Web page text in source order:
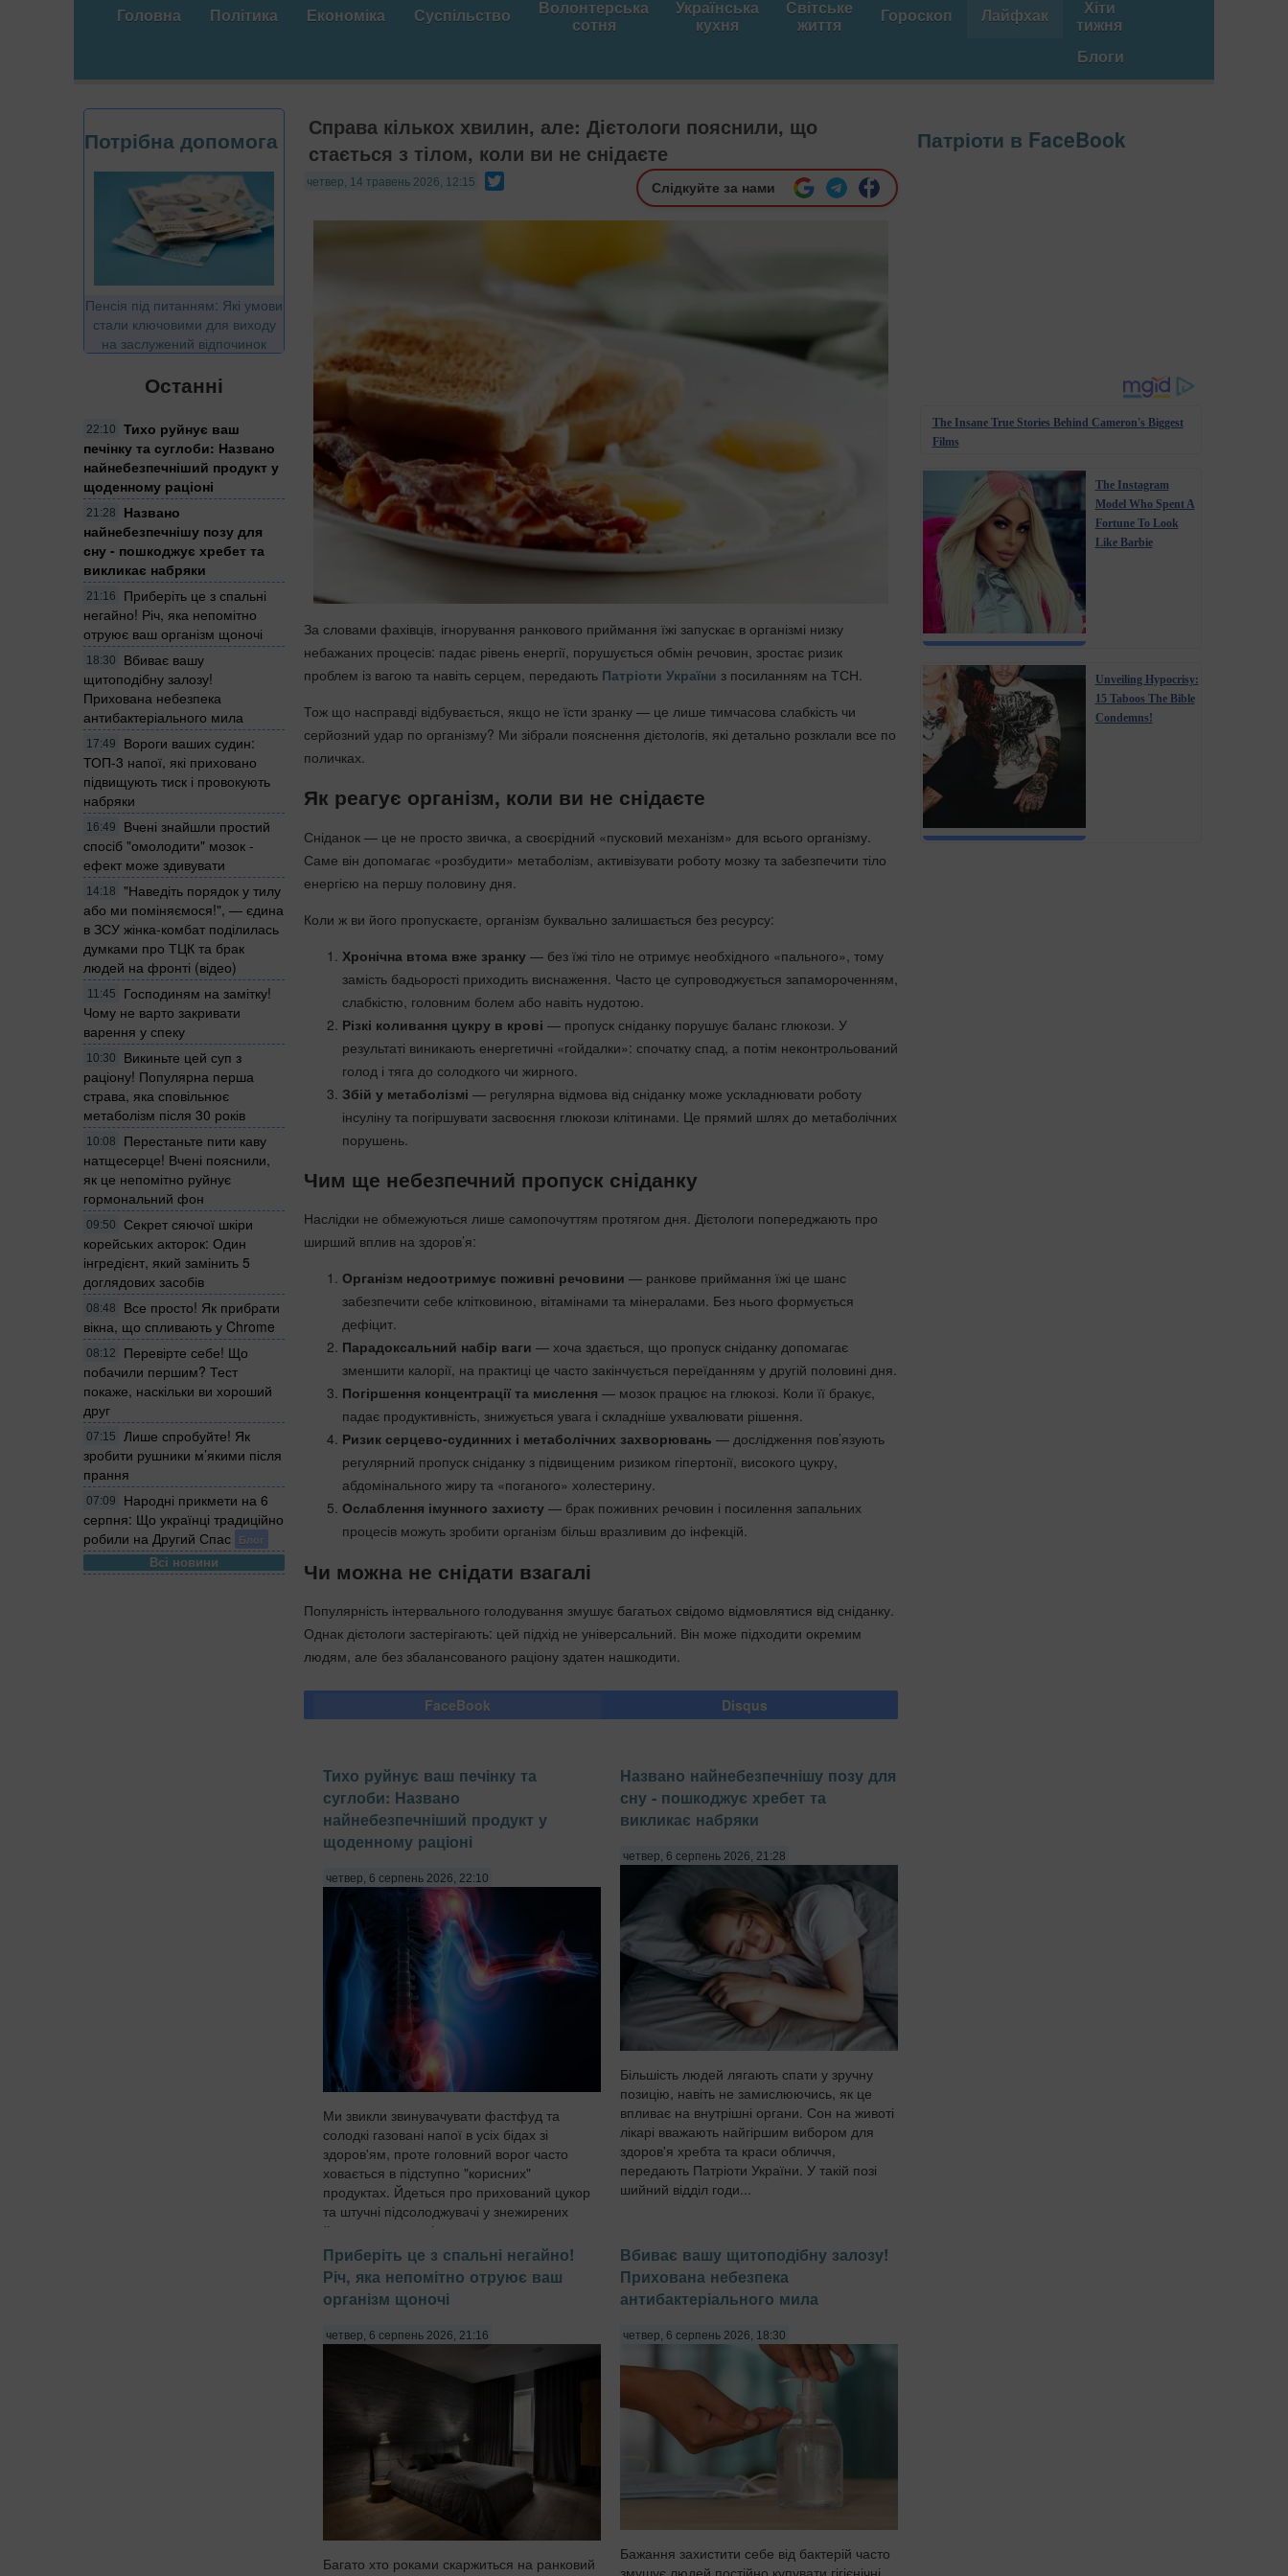
Головна Політика Економіка Суспільство Волонтерська
сотня
Українська
кухня
Світське
життя Гороскоп Лайфхак Хіти
тижня
Блоги
Потрібна допомога
Пенсія під питанням: Які умови
стали ключовими для виходу
на заслужений відпочинок
Останні
22:10
Тихо руйнує ваш
печінку та суглоби: Названо
найнебезпечніший продукт у
щоденному раціоні
21:28
Названо
найнебезпечнішу позу для
сну - пошкоджує хребет та
викликає набряки
21:16
Приберіть це з спальні
негайно! Річ, яка непомітно
отруює ваш організм щоночі
18:30
Вбиває вашу
щитоподібну залозу!
Прихована небезпека
антибактеріального мила
17:49
Вороги ваших судин:
ТОП-3 напої, які приховано
підвищують тиск і провокують
набряки
16:49
Вчені знайшли простий
спосіб "омолодити" мозок -
ефект може здивувати
14:18
"Наведіть порядок у тилу
або ми поміняємося!", — єдина
в ЗСУ жінка-комбат поділилась
думками про ТЦК та брак
людей на фронті (відео)
11:45
Господиням на замітку!
Чому не варто закривати
варення у спеку
10:30
Викиньте цей суп з
раціону! Популярна перша
страва, яка сповільнює
метаболізм після 30 років
10:08
Перестаньте пити каву
натщесерце! Вчені пояснили,
як це непомітно руйнує
гормональний фон
09:50
Секрет сяючої шкіри
корейських акторок: Один
інгредієнт, який замінить 5
доглядових засобів
08:48
Все просто! Як прибрати
вікна, що спливають у Chrome
08:12
Перевірте себе! Що
побачили першим? Тест
покаже, наскільки ви хороший
друг
07:15
Лише спробуйте! Як
зробити рушники м’якими після
прання
07:09
Народні прикмети на 6
серпня: Що українці традиційно
робили на Другий Спас Блог
Всі новини
Справа кількох хвилин, але: Дієтологи пояснили, що
стається з тілом, коли ви не снідаєте
четвер, 14 травень 2026, 12:15 Слідкуйте за нами
За словами фахівців, ігнорування ранкового приймання їжі запускає в організмі низку
небажаних процесів: падає рівень енергії, порушується обмін речовин, зростає ризик
проблем із вагою та навіть серцем, передають Патріоти України з посиланням на ТСН.
Тож що насправді відбувається, якщо не їсти зранку — це лише тимчасова слабкість чи
серйозний удар по організму? Ми зібрали пояснення дієтологів, які детально розклали все по
поличках.
Як реагує організм, коли ви не снідаєте
Сніданок — це не просто звичка, а своєрідний «пусковий механізм» для всього організму.
Саме він допомагає «розбудити» метаболізм, активізувати роботу мозку та забезпечити тіло
енергією на першу половину дня.
Коли ж ви його пропускаєте, організм буквально залишається без ресурсу:
Хронічна втома вже зранку — без їжі тіло не отримує необхідного «пального», тому
замість бадьорості приходить виснаження. Часто це супроводжується запамороченням,
слабкістю, головним болем або навіть нудотою.
Різкі коливання цукру в крові — пропуск сніданку порушує баланс глюкози. У
результаті виникають енергетичні «гойдалки»: спочатку спад, а потім неконтрольований
голод і тяга до солодкого чи жирного.
Збій у метаболізмі — регулярна відмова від сніданку може ускладнювати роботу
інсуліну та погіршувати засвоєння глюкози клітинами. Це прямий шлях до метаболічних
порушень.
Чим ще небезпечний пропуск сніданку
Наслідки не обмежуються лише самопочуттям протягом дня. Дієтологи попереджають про
ширший вплив на здоров’я:
Організм недоотримує поживні речовини — ранкове приймання їжі це шанс
забезпечити себе клітковиною, вітамінами та мінералами. Без нього формується
дефіцит.
Парадоксальний набір ваги — хоча здається, що пропуск сніданку допомагає
зменшити калорії, на практиці це часто закінчується переїданням у другій половині дня.
Погіршення концентрації та мислення — мозок працює на глюкозі. Коли її бракує,
падає продуктивність, знижується увага і складніше ухвалювати рішення.
Ризик серцево-судинних і метаболічних захворювань — дослідження пов’язують
регулярний пропуск сніданку з підвищеним ризиком гіпертонії, високого цукру,
абдомінального жиру та «поганого» холестерину.
Ослаблення імунного захисту — брак поживних речовин і посилення запальних
процесів можуть зробити організм більш вразливим до інфекцій.
Чи можна не снідати взагалі
Популярність інтервального голодування змушує багатьох свідомо відмовлятися від сніданку.
Однак дієтологи застерігають: цей підхід не універсальний. Він може підходити окремим
людям, але без збалансованого раціону здатен нашкодити.
FaceBook Disqus
Тихо руйнує ваш печінку та
суглоби: Названо
найнебезпечніший продукт у
щоденному раціоні
четвер, 6 серпень 2026, 22:10
Ми звикли звинувачувати фастфуд та
солодкі газовані напої в усіх бідах зі
здоров'ям, проте головний ворог часто
ховається в підступно "корисних"
продуктах. Йдеться про прихований цукор
та штучні підсолоджувачі у знежирених
йогуртах, соусах і готових сн...
Названо найнебезпечнішу позу для
сну - пошкоджує хребет та
викликає набряки
четвер, 6 серпень 2026, 21:28
Більшість людей лягають спати у зручну
позицію, навіть не замислюючись, як це
впливає на внутрішні органи. Сон на животі
лікарі вважають найгіршим вибором для
здоров'я хребта та краси обличчя,
передають Патріоти України. У такій позі
шийний відділ годи...
Приберіть це з спальні негайно!
Річ, яка непомітно отруює ваш
організм щоночі
четвер, 6 серпень 2026, 21:16
Багато хто роками скаржиться на ранковий
Вбиває вашу щитоподібну залозу!
Прихована небезпека
антибактеріального мила
четвер, 6 серпень 2026, 18:30
Бажання захистити себе від бактерій часто
змушує людей постійно купувати гігієнічні
Патріоти в FaceBook
The Insane True Stories Behind Cameron's Biggest
Films
The Instagram
Model Who Spent A
Fortune To Look
Like Barbie
Unveiling Hypocrisy:
15 Taboos The Bible
Condemns!